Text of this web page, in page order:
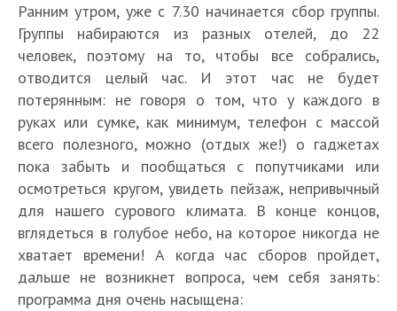
Ранним утром, уже с 7.30 начинается сбор группы.
Группы набираются из разных отелей, до 22
человек, поэтому на то, чтобы все собрались,
отводится целый час. И этот час не будет
потерянным: не говоря о том, что у каждого в
руках или сумке, как минимум, телефон с массой
всего полезного, можно (отдых же!) о гаджетах
пока забыть и пообщаться с попутчиками или
осмотреться кругом, увидеть пейзаж, непривычный
для нашего сурового климата. В конце концов,
вглядеться в голубое небо, на которое никогда не
хватает времени! А когда час сборов пройдет,
дальше не возникнет вопроса, чем себя занять:
программа дня очень насыщена: